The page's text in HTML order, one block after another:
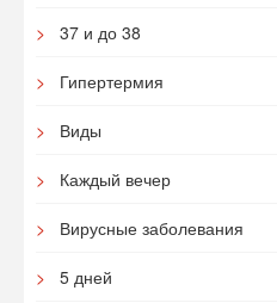
37 и до 38
Гипертермия
Виды
Каждый вечер
Вирусные заболевания
5 дней